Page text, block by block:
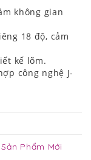
không gian
18 độ, cảm
kế lõm.
công nghệ J-
Sản Phẩm Mới